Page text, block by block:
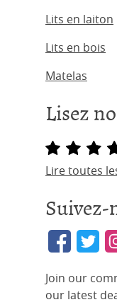
Lits en laiton
Lits en bois
Matelas
Lisez
Lire toutes
Suivez-
Join our
our latest